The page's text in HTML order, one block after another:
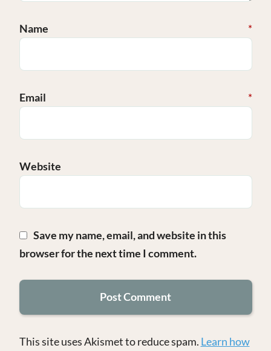
Name *
Email *
Website
Save my name, email, and website in this
browser for the next time I comment.
This site uses Akismet to reduce spam. Learn how